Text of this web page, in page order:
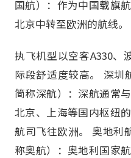
国航）：作为中国载旗
北京中转至欧洲的航线。
执飞机型以空客A330、
际段舒适度较高。 深圳
简称深航）：深航通常
北京、上海等国内枢纽
航司飞往欧洲。 奥地利
称奥航）：奥地利国家